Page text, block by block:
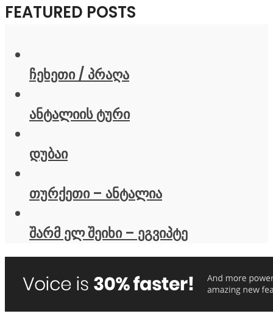
FEATURED POSTS
ჩეხეთი / პრაღა
ანტალიის ტური
დუბაი
თურქეთი – ანტალია
შარმ ელ შეიხი – ეგვიპტე